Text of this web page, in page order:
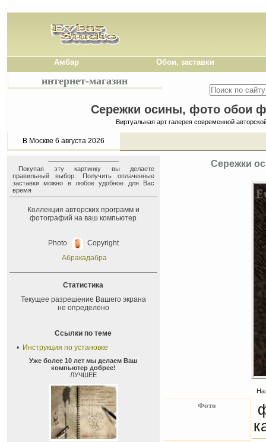
Амбар Обои, заставки
интернет-магазин
Сережки осины, фото обои
Виртуальная арт галерея современной
В Москве 6 августа 2026
Покупая эту картинку вы делаете
правильный выбор. Получить оплаченные
заставки можно в любое удобное для Вас
время
Коллекция авторских программ и
фотографий на ваш компьютер
Photo
Copyright
Абракадабра
Статистика
Текущее разрешение Вашего экрана
не определено
Ссылки по теме
• Инструкция по установке
Уже более 10 лет мы делаем Ваш
компьютер добрее!
ЛУЧШЕЕ
Сережки
Фото